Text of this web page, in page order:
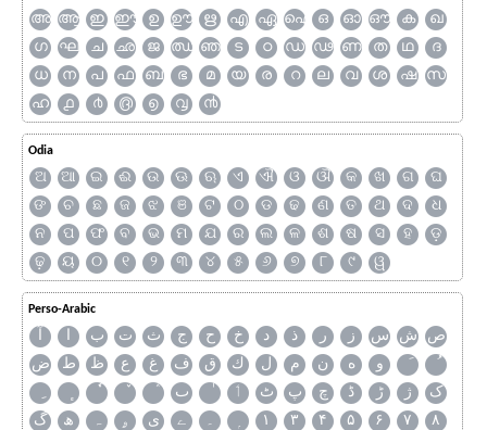
അ ആ ഇ ഈ ഉ ഊ ഋ എ ഏ ഐ ഒ ഓ ഔ ക
ഖ
ഗ
ഘ ച ഛ ജ ഝ ഞ ട ഠ ഡ ഢ ണ ത ഥ
ദ
ധ
ന പ ഫ ബ ഭ മ യ ര റ ല വ ശ ഷ
സ
ഹ
൧ ൪ ൫ ൭ ൮ ൯
Odia
ଅ ଆ ଇ ଈ ଉ ଊ ଋ ଏ ଐ ଓ ଔ କ ଖ ଗ
ଘ
ଙ
ଚ ଛ ଜ ଝ ଞ ଟ ଠ ଡ ଢ ଣ ତ ଥ ଦ
ଧ
ନ
ପ ଫ ବ ଭ ମ ଯ ର ଲ ଳ ଶ ଷ ସ ହ
ଡ଼
ଢ଼
ୟ ୦ ୧ ୨ ୩ ୪ ୫ ୬ ୭ ୮ ୯ ୱ
Perso-Arabic
آ ا ب ت ث ج ح خ د ذ ر ز س ش ص
ض
ط ظ ع غ ف ق ك ل م ن ه
و
ٮ
ٲ ٹ پ چ ڈ ڑ ژ
ک
گ
ھ ہ ۄ ی ے ۔ ۱ ۳ ۴ ۵ ۶ ۷
۸